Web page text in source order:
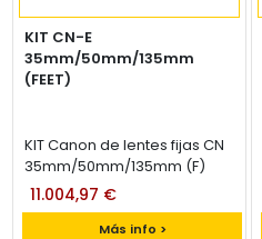
KIT CN-E
35mm/50mm/135mm
(FEET)
KIT Canon de lentes fijas CN
35mm/50mm/135mm (F)
Más info >
11.004,97 €